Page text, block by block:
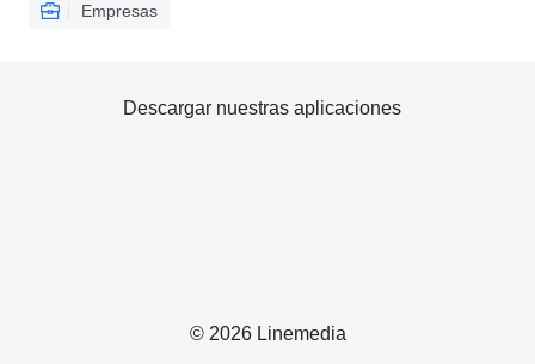
Empresas
© 2026 Linemedia
Descargar nuestras aplicaciones